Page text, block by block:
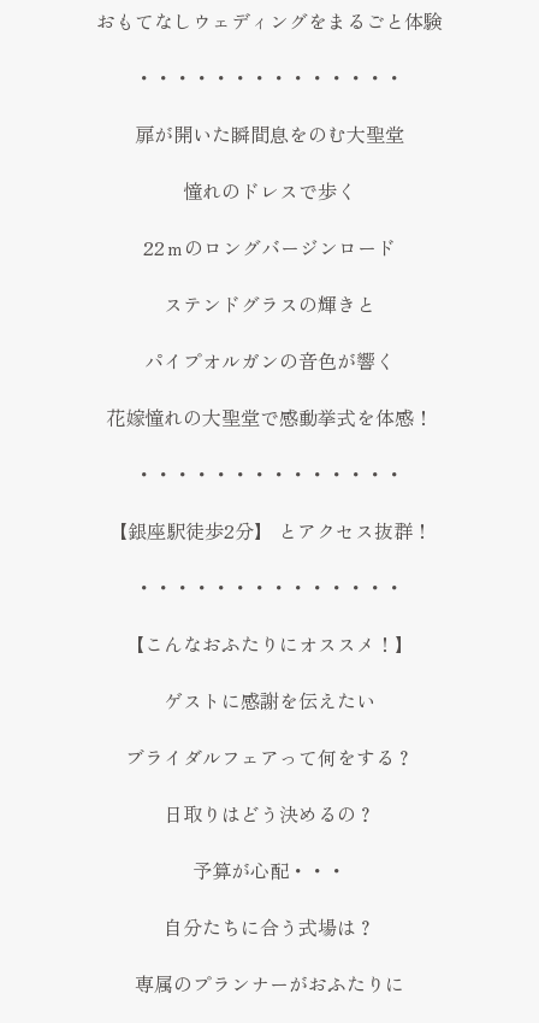
プライバシーポリシーおもてなしウェディングをまるごと体験
・・・・・・・・・・・・・・
扉が開いた瞬間息をのむ大聖堂
憧れのドレスで歩く
22ｍのロングバージンロード
ステンドグラスの輝きと
パイプオルガンの音色が響く
花嫁憧れの大聖堂で感動挙式を体感！
・・・・・・・・・・・・・・
【銀座駅徒歩2分】 とアクセス抜群！
・・・・・・・・・・・・・・
【こんなおふたりにオススメ！】
ゲストに感謝を伝えたい
ブライダルフェアって何をする？
日取りはどう決めるの？
予算が心配・・・
自分たちに合う式場は？
専属のプランナーがおふたりに